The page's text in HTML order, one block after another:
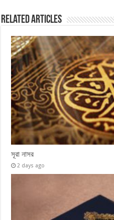
Related Articles
সূরা নাসর
2 days ago